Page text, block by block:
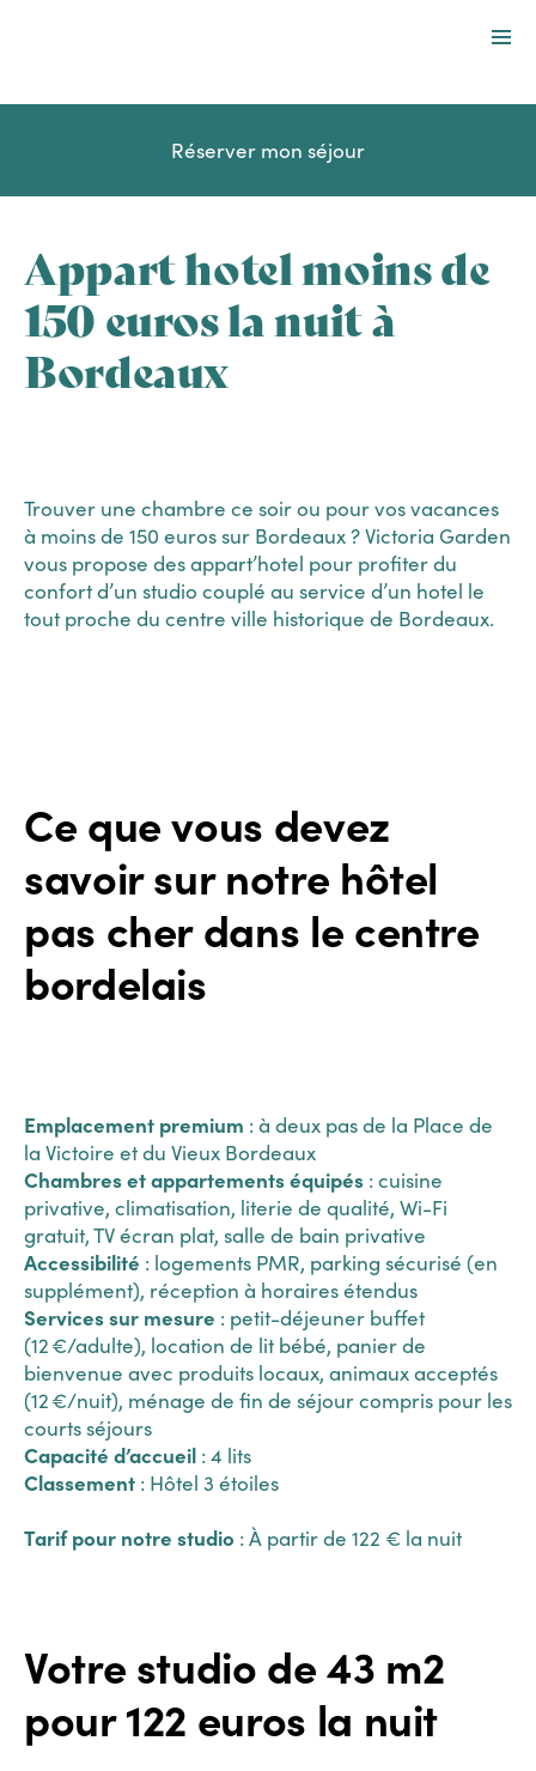
Offres spéciales
À propos
Réserver mon séjour
Appart hotel moins de
150 euros la nuit à
Bordeaux
Trouver une chambre ce soir ou pour vos vacances
à moins de 150 euros sur Bordeaux ? Victoria Garden
vous propose des appart’hotel pour profiter du
confort d’un studio couplé au service d’un hotel le
tout proche du centre ville historique de Bordeaux.
Ce que vous devez
savoir sur notre hôtel
pas cher dans le centre
bordelais
Emplacement premium : à deux pas de la Place de
la Victoire et du Vieux Bordeaux
Chambres et appartements équipés : cuisine
privative, climatisation, literie de qualité, Wi-Fi
gratuit, TV écran plat, salle de bain privative
Accessibilité : logements PMR, parking sécurisé (en
supplément), réception à horaires étendus
Services sur mesure : petit-déjeuner buffet
(12 €/adulte), location de lit bébé, panier de
bienvenue avec produits locaux, animaux acceptés
(12 €/nuit), ménage de fin de séjour compris pour les
courts séjours
Capacité d’accueil : 4 lits
Classement : Hôtel 3 étoiles
Tarif pour notre studio : À partir de 122 € la nuit
Votre studio de 43 m2
pour 122 euros la nuit